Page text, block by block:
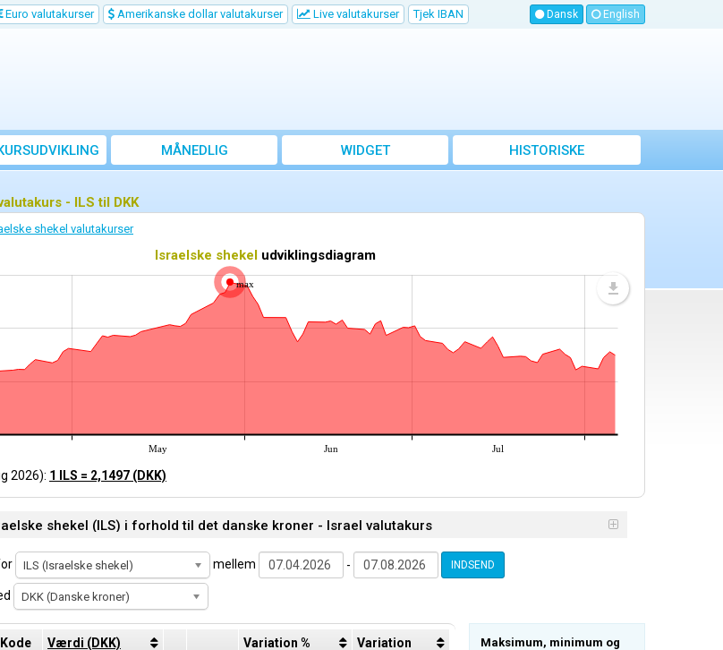
Euro valutakurser Amerikanske dollar valutakurser Live valutakurser Tjek IBAN Dansk English
MÅNEDLIG
GENNEMSNITSKURS
WIDGET
HISTORISKE
VALUTAKURSER
- ILS til DKK
shekel valutakurser
Israelske shekeludviklingsdiagram
max
May Jun Jul
2026): 1 ILS = 2,1497 (DKK)
shekel (ILS) i forhold til det danske kroner - Israel valutakurs
ILS (Israelske shekel) mellem - INDSEND
DKK (Danske kroner)
Kode Værdi (DKK) Variation % Variation
Maksimum, minimum og